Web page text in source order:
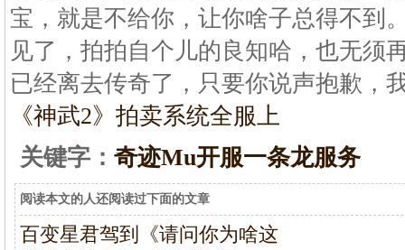
宝，就是不给你，让你啥子总得不到
见了，拍拍自个儿的良知哈，也无须
已经离去传奇了，只要你说声抱歉，
《神武2》拍卖系统全服上
关键字： 奇迹Mu开服一条龙服务
阅读本文的人还阅读过下面的文章
百变星君驾到《请问你为啥这